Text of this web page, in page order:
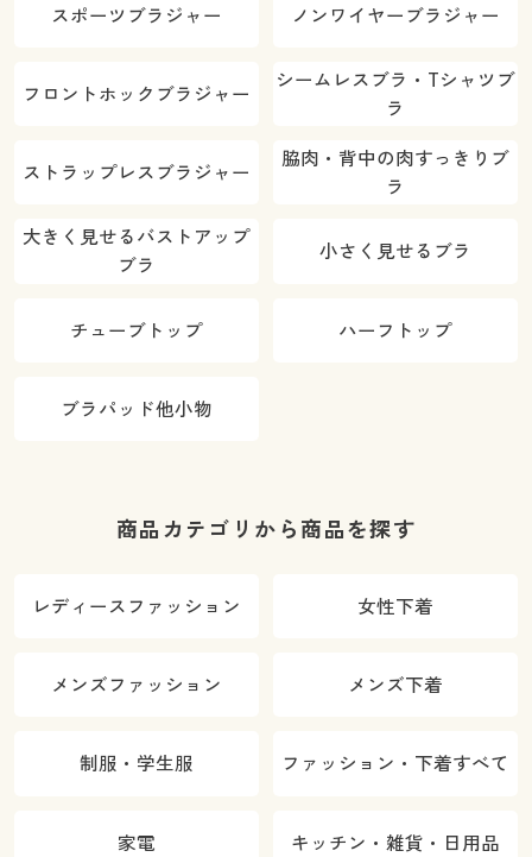
スポーツブラジャー ノンワイヤーブラジャー
フロントホックブラジャー
シームレスブラ・Tシャツブ
ラ
ストラップレスブラジャー
脇肉・背中の肉すっきりブ
ラ
大きく見せるバストアップ
ブラ
小さく見せるブラ
チューブトップ ハーフトップ
ブラパッド他小物
商品カテゴリから商品を探す
レディースファッション 女性下着
メンズファッション メンズ下着
制服・学生服 ファッション・下着すべて
家電 キッチン・雑貨・日用品